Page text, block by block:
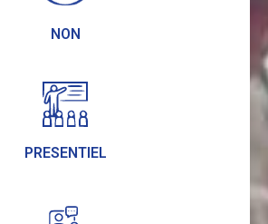
NON
PRESENTIEL